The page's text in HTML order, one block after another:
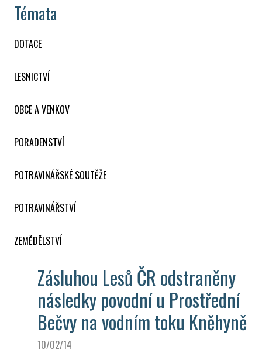
Témata
DOTACE
LESNICTVÍ
OBCE A VENKOV
PORADENSTVÍ
POTRAVINÁŘSKÉ SOUTĚŽE
POTRAVINÁŘSTVÍ
ZEMĚDĚLSTVÍ
Zásluhou Lesů ČR odstraněny
následky povodní u Prostřední
Bečvy na vodním toku Kněhyně
10/02/14